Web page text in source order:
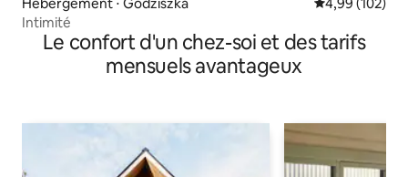
Intimité
Le confort d'un chez-soi et des tarifs
mensuels avantageux